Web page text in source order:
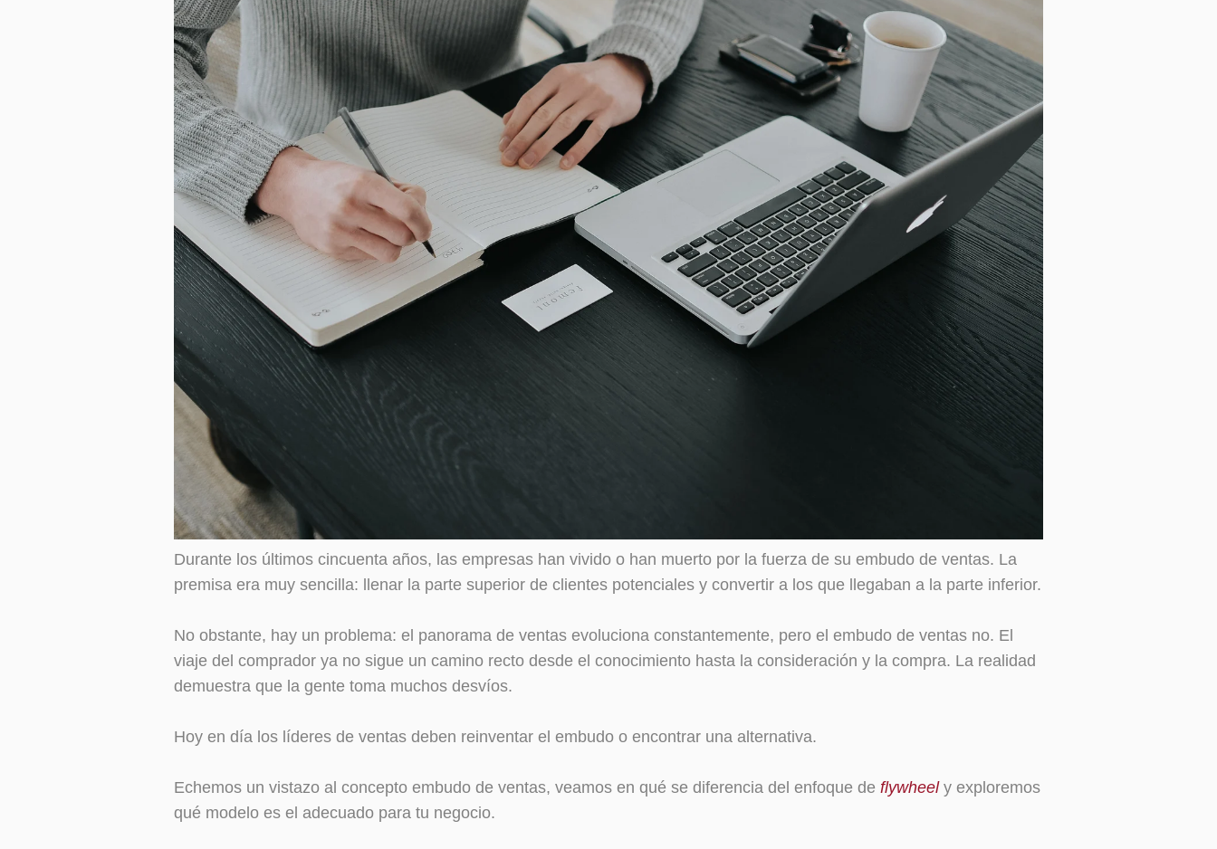
Durante los últimos cincuenta años, las empresas han vivido o han muerto por la fuerza de su embudo de ventas. La
premisa era muy sencilla: llenar la parte superior de clientes potenciales y convertir a los que llegaban a la parte inferior.
No obstante, hay un problema: el panorama de ventas evoluciona constantemente, pero el embudo de ventas no. El
viaje del comprador ya no sigue un camino recto desde el conocimiento hasta la consideración y la compra. La realidad
demuestra que la gente toma muchos desvíos.
Hoy en día los líderes de ventas deben reinventar el embudo o encontrar una alternativa.
Echemos un vistazo al concepto embudo de ventas, veamos en qué se diferencia del enfoque de flywheel y exploremos
qué modelo es el adecuado para tu negocio.